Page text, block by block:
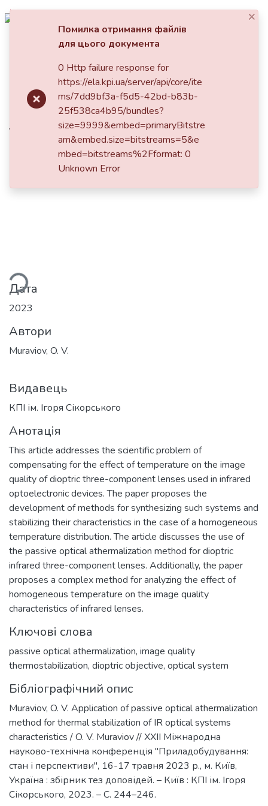
Пошук за критеріями
Application of passive optical
athermalization method for
thermal stabilization of IR
optical systems characteristics
Дата
2023
Автори
Muraviov, O. V.
Видавець
КПІ ім. Ігоря Сікорського
Анотація
This article addresses the scientific problem of
compensating for the effect of temperature on the image
quality of dioptric three-component lenses used in infrared
optoelectronic devices. The paper proposes the
development of methods for synthesizing such systems and
stabilizing their characteristics in the case of a homogeneous
temperature distribution. The article discusses the use of
the passive optical athermalization method for dioptric
infrared three-component lenses. Additionally, the paper
proposes a complex method for analyzing the effect of
homogeneous temperature on the image quality
characteristics of infrared lenses.
Ключові слова
passive optical athermalization, image quality
thermostabilization, dioptric objective, optical system
Бібліографічний опис
Muraviov, O. V. Application of passive optical athermalization
method for thermal stabilization of IR optical systems
characteristics / O. V. Muraviov // XXII Міжнародна
науково-технічна конференція "Приладобудування:
стан і перспективи", 16-17 травня 2023 р., м. Київ,
Україна : збірник тез доповідей. – Київ : КПІ ім. Ігоря
Сікорського, 2023. – С. 244–246.
×
Помилка отримання файлів
для цього документа
0 Http failure response for
https://ela.kpi.ua/server/api/core/ite
ms/7dd9bf3a-f5d5-42bd-b83b-
25f538ca4b95/bundles?
size=9999&embed=primaryBitstre
am&embed.size=bitstreams=5&e
mbed=bitstreams%2Fformat: 0
Unknown Error